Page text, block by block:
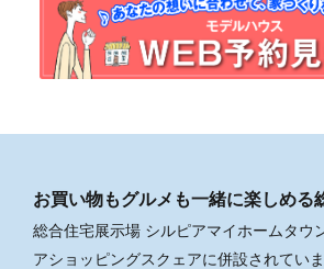
お買い物もグルメも一緒に楽しめる
総合住宅展示場 シルピアマイホームタウ
アショッピングスクェアに併設されてい